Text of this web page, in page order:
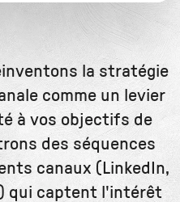
la stratégie
comme un levier
à vos objectifs de
des séquences
canaux (LinkedIn,
qui captent l'intérêt